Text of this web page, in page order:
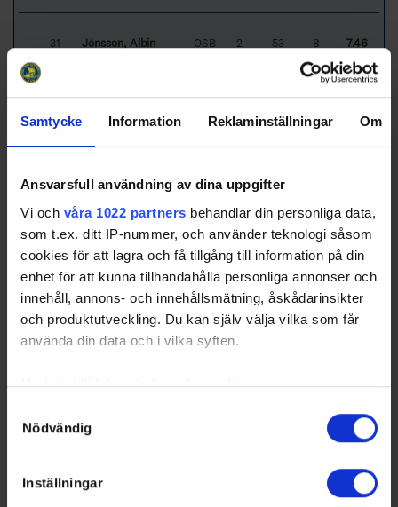
Samtycke Information Reklaminställningar Om
Ansvarsfull användning av dina uppgifter
Vi och våra 1022 partners behandlar din personliga data,
som t.ex. ditt IP-nummer, och använder teknologi såsom
cookies för att lagra och få tillgång till information på din
enhet för att kunna tillhandahålla personliga annonser och
innehåll, annons- och innehållsmätning, åskådarinsikter
och produktutveckling. Du kan själv välja vilka som får
använda din data och i vilka syften.
Med din tillåtelse skulle vi även vilja:
kan ha en noggrannhet på upp till flera meter
Ta reda på mer om hur dina personliga uppgifter
Nödvändig
Inställningar
31 Jönsson, Albin OSB 2 53 8
7.46
8
8.20
Only goalies who particated more than 40% of their teams total
game time will be included in the ranking. Please note that Game
GLI- Glimma HK HOV- Hovås HC
PAR- Partille HK RIK- Rönnängs IK
SKA - Skara IK SÖR- Sörhaga/Alingsås HK
Swehockey – Svenska Ishockeyförbundets officiella app
Swehockey ger dig tillgång till nyheter, livebevakning
Sverige. Du kan följa dina favoritserier och lägga upp
egna favoritlag i appen. För dina favoritlag kan du
sedan välja att få pushnotiser när laget gör mål, i
Swehockey ger dig: